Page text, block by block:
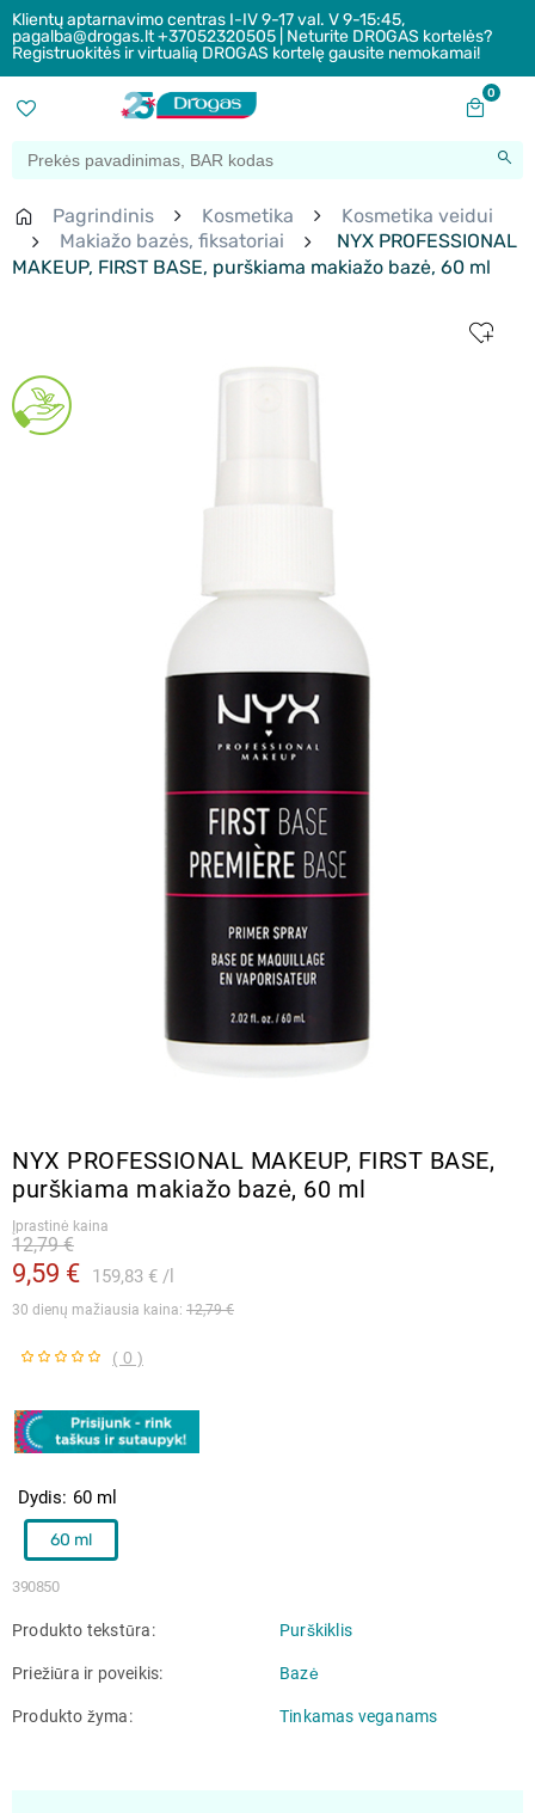
Klientų aptarnavimo centras I-IV 9-17 val. V 9-15:45,
pagalba@drogas.lt +37052320505 | Neturite DROGAS kortelės?
Registruokitės ir virtualią DROGAS kortelę gausite nemokamai!
0
Pagrindinis Kosmetika
Kosmetika veidui
Makiažo bazės, fiksatoriai
NYX PROFESSIONAL
MAKEUP, FIRST BASE, purškiama makiažo bazė, 60 ml
NYX PROFESSIONAL MAKEUP, FIRST BASE,
purškiama makiažo bazė, 60 ml
Įprastinė kaina
9,59 € 159,83 €
12,79 €
30 dienų mažiausia kaina: 12,79 €
( 0 )
390850
Dydis 60 ml
60 ml
Produkto tekstūra Purškiklis
Priežiūra ir poveikis Bazė
Produkto žyma Tinkamas veganams